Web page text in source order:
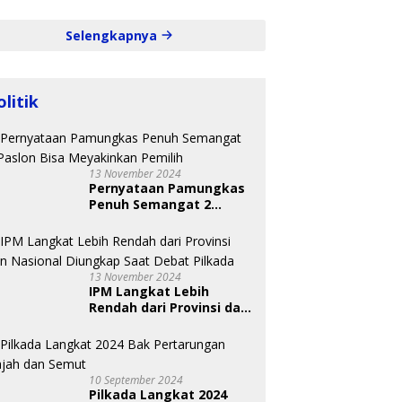
Selengkapnya
13 November 2024
Pernyataan Pamungkas
Penuh Semangat 2
Pemilih
13 November 2024
IPM Langkat Lebih
Rendah dari Provinsi dan
Debat Pilkada
10 September 2024
Pilkada Langkat 2024